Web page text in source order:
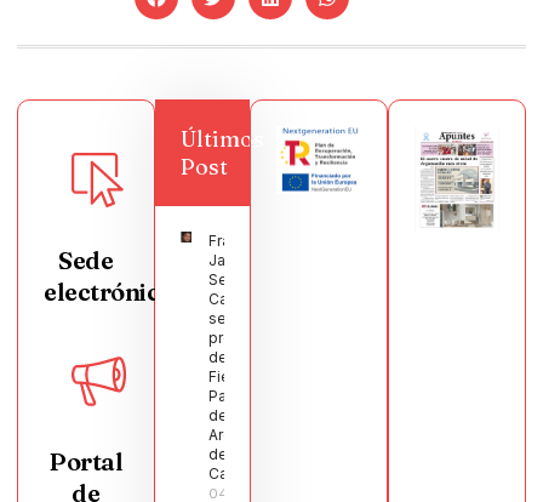
Sede
electrónica
Portal
de
Últimos
Post
Francisco
Javier
Segura
Castellanos
será el
pregonero
de las
Fiestas
Patronales
de
Argamasilla
de
Calatrava
04/08/2026